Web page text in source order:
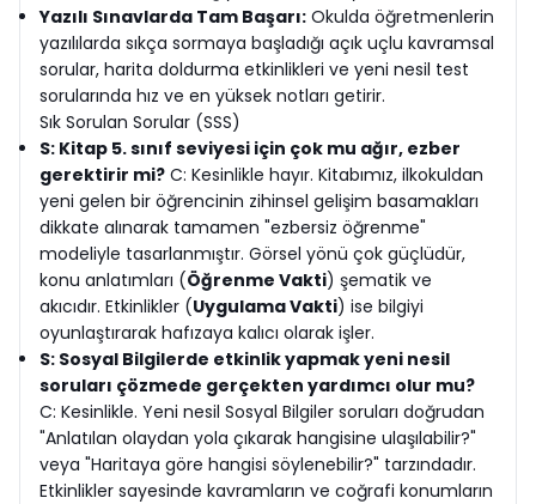
Yazılı Sınavlarda Tam Başarı: Okulda öğretmenlerin
yazılılarda sıkça sormaya başladığı açık uçlu kavramsal
sorular, harita doldurma etkinlikleri ve yeni nesil test
sorularında hız ve en yüksek notları getirir.
Sık Sorulan Sorular (SSS)
S: Kitap 5. sınıf seviyesi için çok mu ağır, ezber
gerektirir mi? C: Kesinlikle hayır. Kitabımız, ilkokuldan
yeni gelen bir öğrencinin zihinsel gelişim basamakları
dikkate alınarak tamamen "ezbersiz öğrenme"
modeliyle tasarlanmıştır. Görsel yönü çok güçlüdür,
konu anlatımları (Öğrenme Vakti) şematik ve
akıcıdır. Etkinlikler (Uygulama Vakti) ise bilgiyi
oyunlaştırarak hafızaya kalıcı olarak işler.
S: Sosyal Bilgilerde etkinlik yapmak yeni nesil
soruları çözmede gerçekten yardımcı olur mu?
C: Kesinlikle. Yeni nesil Sosyal Bilgiler soruları doğrudan
"Anlatılan olaydan yola çıkarak hangisine ulaşılabilir?"
veya "Haritaya göre hangisi söylenebilir?" tarzındadır.
Etkinlikler sayesinde kavramların ve coğrafi konumların